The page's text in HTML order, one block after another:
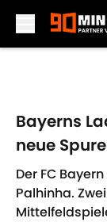
Bayerns
neue
Der FC
Palhinha.